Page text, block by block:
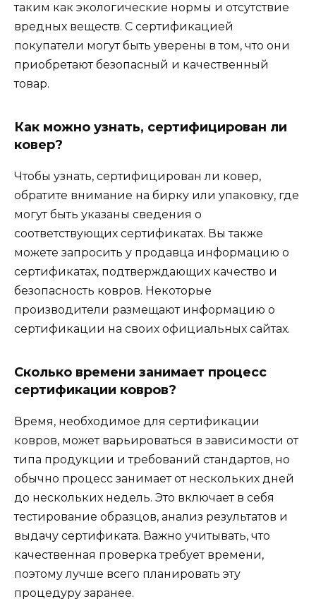
таким как экологические нормы и отсутствие
вредных веществ. С сертификацией
покупатели могут быть уверены в том, что они
приобретают безопасный и качественный
товар.
Как можно узнать, сертифицирован ли
ковер?
Чтобы узнать, сертифицирован ли ковер,
обратите внимание на бирку или упаковку, где
могут быть указаны сведения о
соответствующих сертификатах. Вы также
можете запросить у продавца информацию о
сертификатах, подтверждающих качество и
безопасность ковров. Некоторые
производители размещают информацию о
сертификации на своих официальных сайтах.
Сколько времени занимает процесс
сертификации ковров?
Время, необходимое для сертификации
ковров, может варьироваться в зависимости от
типа продукции и требований стандартов, но
обычно процесс занимает от нескольких дней
до нескольких недель. Это включает в себя
тестирование образцов, анализ результатов и
выдачу сертификата. Важно учитывать, что
качественная проверка требует времени,
поэтому лучше всего планировать эту
процедуру заранее.